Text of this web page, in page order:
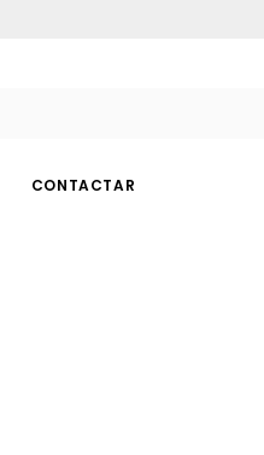
CONTACTAR